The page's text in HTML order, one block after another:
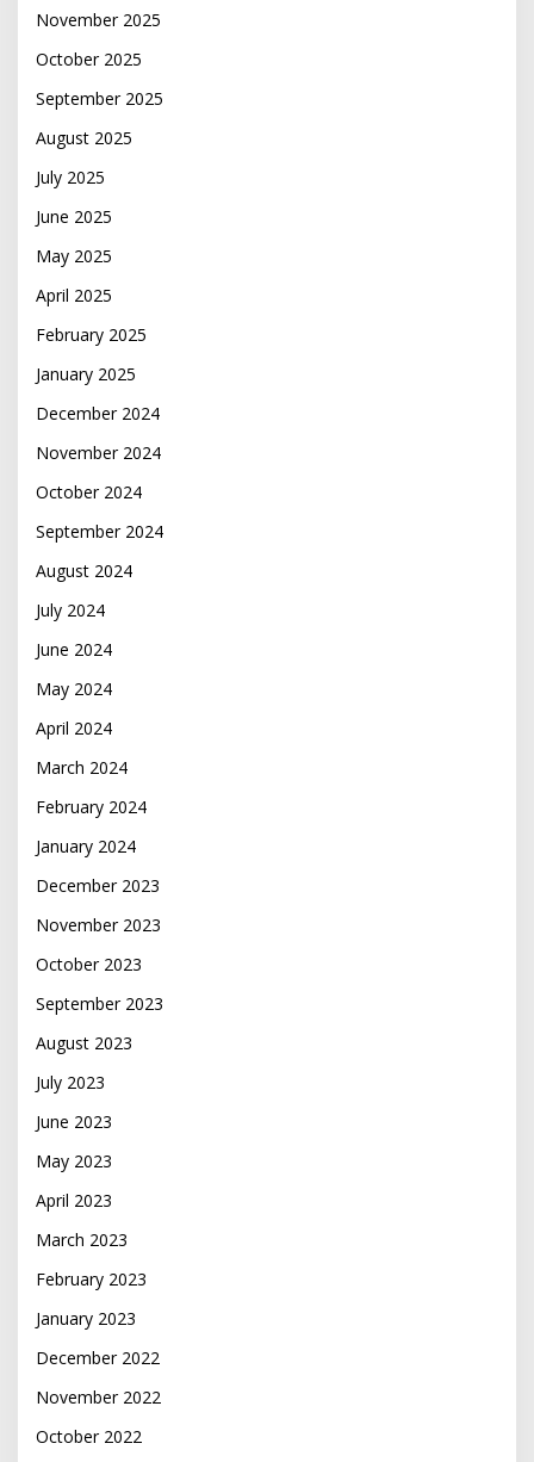
November 2025
October 2025
September 2025
August 2025
July 2025
June 2025
May 2025
April 2025
February 2025
January 2025
December 2024
November 2024
October 2024
September 2024
August 2024
July 2024
June 2024
May 2024
April 2024
March 2024
February 2024
January 2024
December 2023
November 2023
October 2023
September 2023
August 2023
July 2023
June 2023
May 2023
April 2023
March 2023
February 2023
January 2023
December 2022
November 2022
October 2022